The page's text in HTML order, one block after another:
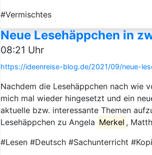
#Vermischtes
Neue Lesehäppchen in
08:21 Uhr
https://ideenreise-blog.de/2021/09/neue-
Nachdem die Lesehäppchen nach wie
mich mal wieder hingesetzt und ein
aktuelle bzw. interessante Themen
Lesehäppchen zu Angela Merkel ,
#Lesen #Deutsch #Sachunterricht